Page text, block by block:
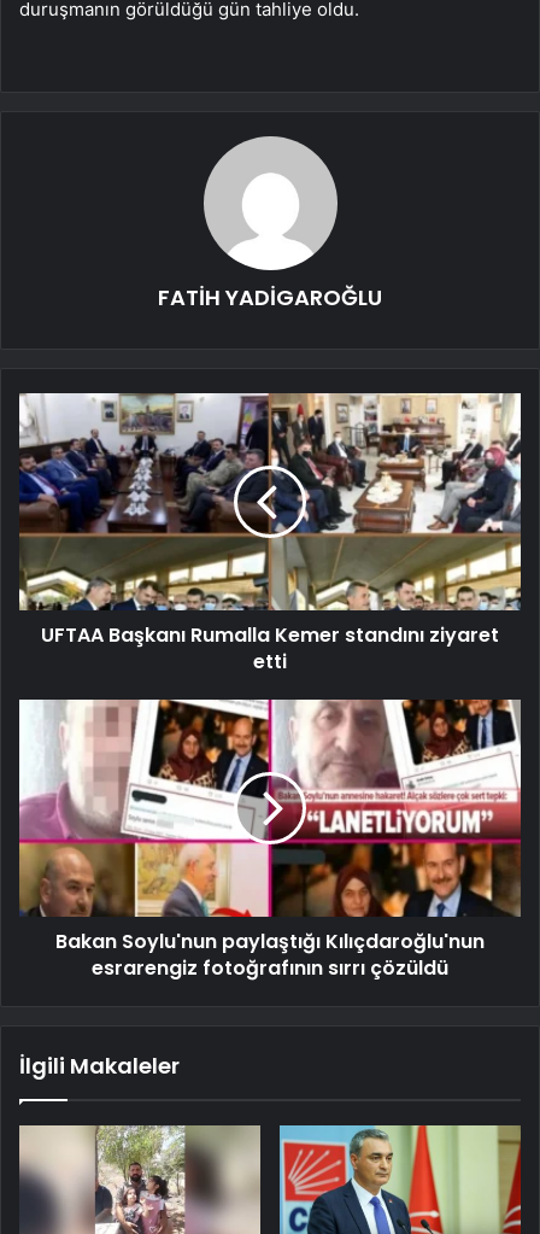
duruşmanın görüldüğü gün tahliye oldu.
FATİH YADİGAROĞLU
UFTAA Başkanı Rumalla Kemer standını ziyaret
etti
Bakan Soylu'nun paylaştığı Kılıçdaroğlu'nun
esrarengiz fotoğrafının sırrı çözüldü
İlgili Makaleler